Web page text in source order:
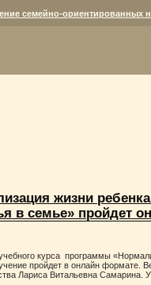
семейно-ориентированных
жизни
в семье» пройдет
курса программы
пройдет в онлайн формате.
Лариса Витальевна Самарина.